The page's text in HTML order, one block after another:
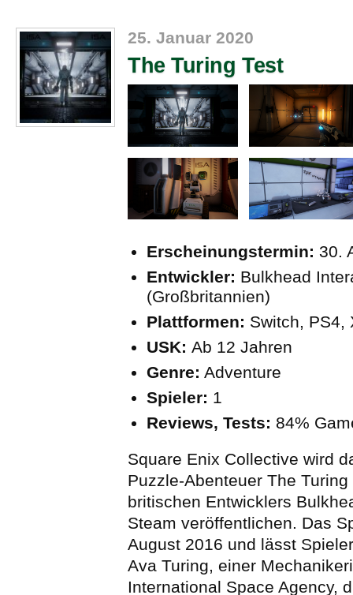
25. Januar 2020
The Turing Test
Erscheinungstermin: 30.
Entwickler: Bulkhead
(Großbritannien)
Plattformen: Switch, PS4,
USK: Ab 12 Jahren
Genre: Adventure
Spieler: 1
Reviews, Tests: 84%
Square Enix Collective wird
Puzzle-Abenteuer The Turing
britischen Entwicklers
Steam veröffentlichen. Das
August 2016 und lässt
Ava Turing, einer
International Space Agency,